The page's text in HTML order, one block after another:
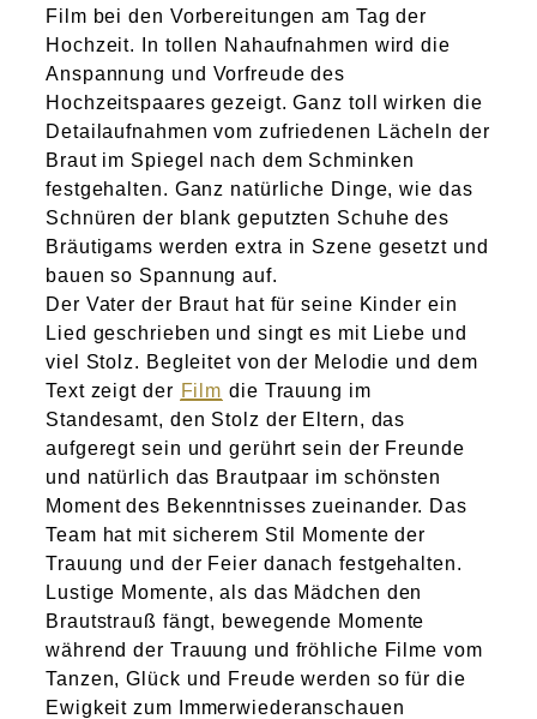
Film bei den Vorbereitungen am Tag der
Hochzeit. In tollen Nahaufnahmen wird die
Anspannung und Vorfreude des
Hochzeitspaares gezeigt. Ganz toll wirken die
Detailaufnahmen vom zufriedenen Lächeln der
Braut im Spiegel nach dem Schminken
festgehalten. Ganz natürliche Dinge, wie das
Schnüren der blank geputzten Schuhe des
Bräutigams werden extra in Szene gesetzt und
bauen so Spannung auf.
Der Vater der Braut hat für seine Kinder ein
Lied geschrieben und singt es mit Liebe und
viel Stolz. Begleitet von der Melodie und dem
Text zeigt der Film die Trauung im
Standesamt, den Stolz der Eltern, das
aufgeregt sein und gerührt sein der Freunde
und natürlich das Brautpaar im schönsten
Moment des Bekenntnisses zueinander. Das
Team hat mit sicherem Stil Momente der
Trauung und der Feier danach festgehalten.
Lustige Momente, als das Mädchen den
Brautstrauß fängt, bewegende Momente
während der Trauung und fröhliche Filme vom
Tanzen, Glück und Freude werden so für die
Ewigkeit zum Immerwiederanschauen